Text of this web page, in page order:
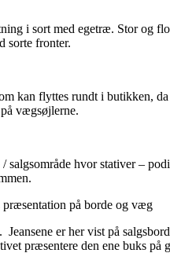
i sort med egetræ. Stor og
sorte fronter.
kan flyttes rundt i butikken,
vægsøjlerne.
salgsområde hvor stativer –
Jeansene er her vist på
præsentere den ene buks på